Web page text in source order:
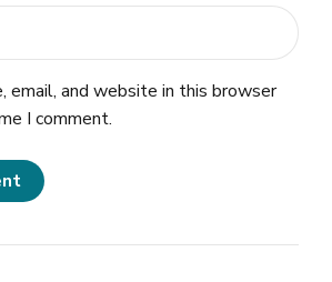
email, and website in this browser
I comment.